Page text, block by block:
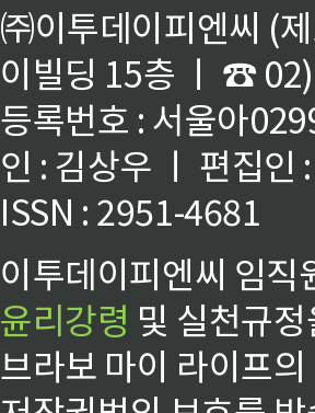
㈜이투데이피엔씨 (
이빌딩 15층 ㅣ ☎
등록번호 : 서울아
인 : 김상우 ㅣ 편집인
ISSN : 2951-4681
이투데이피엔씨 임
윤리강령 및 실천규
브라보 마이 라이프